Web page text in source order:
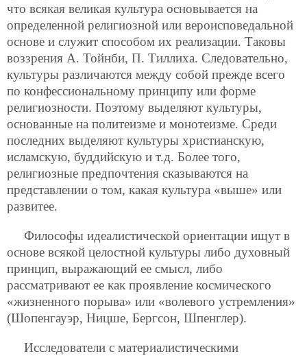
что всякая великая культура основывается на
определенной религиозной или вероисповедальной
основе и служит способом их реализации. Таковы
воззрения А. Тойнби, П. Тиллиха. Следовательно,
культуры различаются между собой прежде всего
по конфессиональному принципу или форме
религиозности. Поэтому выделяют культуры,
основанные на политеизме и монотеизме. Среди
последних выделяют культуры христианскую,
исламскую, буддийскую и т.д. Более того,
религиозные предпочтения сказываются на
представлении о том, какая культура «выше» или
развитее.
Философы идеалистической ориентации ищут в
основе всякой целостной культуры либо духовный
принцип, выражающий ее смысл, либо
рассматривают ее как проявление космического
«жизненного порыва» или «волевого устремления»
(Шопенгауэр, Ницше, Бергсон, Шпенглер).
Исследователи с материалистическими